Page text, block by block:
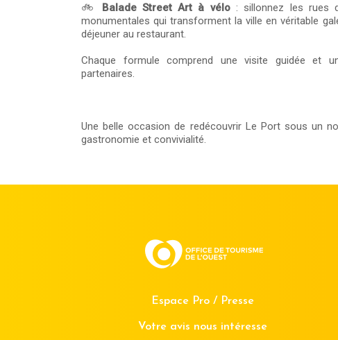
🚲 Balade Street Art à vélo: sillonnez les rues
monumentales qui transforment la ville en véritable
déjeuner au restaurant.
Chaque formule comprend une visite guidée et
partenaires.
Une belle occasion de redécouvrir Le Port sous un
gastronomie et convivialité.
Espace Pro / Presse
Votre avis nous intéresse